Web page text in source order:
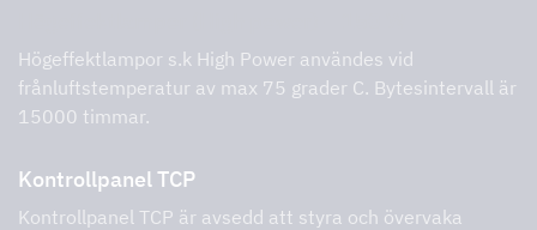
Högeffektlampor s.k High Power användes vid
frånluftstemperatur av max 75 grader C. Bytesintervall är
15000 timmar.
Kontrollpanel TCP
Kontrollpanel TCP är avsedd att styra och övervaka